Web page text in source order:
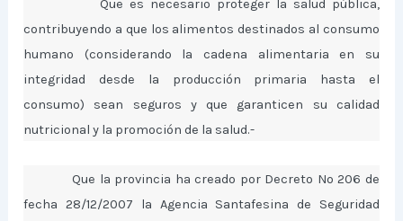
Que es necesario proteger la salud pública,
contribuyendo a que los alimentos destinados al consumo
humano (considerando la cadena alimentaria en su
integridad desde la producción primaria hasta el
consumo) sean seguros y que garanticen su calidad
nutricional y la promoción de la salud.-
Que la provincia ha creado por Decreto Nº 206 de
fecha 28/12/2007 la Agencia Santafesina de Seguridad